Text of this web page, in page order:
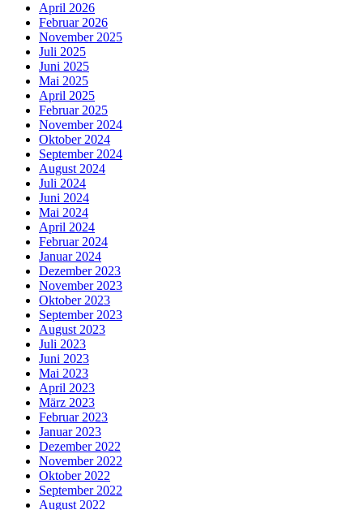
April 2026
Februar 2026
November 2025
Juli 2025
Juni 2025
Mai 2025
April 2025
Februar 2025
November 2024
Oktober 2024
September 2024
August 2024
Juli 2024
Juni 2024
Mai 2024
April 2024
Februar 2024
Januar 2024
Dezember 2023
November 2023
Oktober 2023
September 2023
August 2023
Juli 2023
Juni 2023
Mai 2023
April 2023
März 2023
Februar 2023
Januar 2023
Dezember 2022
November 2022
Oktober 2022
September 2022
August 2022